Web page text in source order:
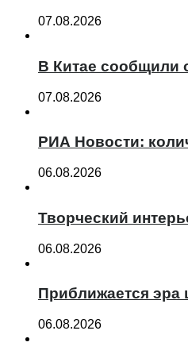
07.08.2026
В Китае сообщили
07.08.2026
РИА Новости:
06.08.2026
Творческий
06.08.2026
Приближается
06.08.2026